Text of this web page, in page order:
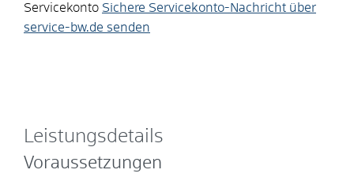
Servicekonto Sichere Servicekonto-Nachricht über
service-bw.de senden
Leistungsdetails
Voraussetzungen